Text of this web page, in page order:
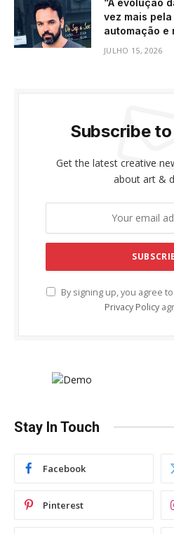
vez mais
automação e
JULHO 15, 2026
Subscribe
Get the latest creative
about art &
By signing up, you agree
Privacy Policy
Stay In Touch
Facebook
Pinterest